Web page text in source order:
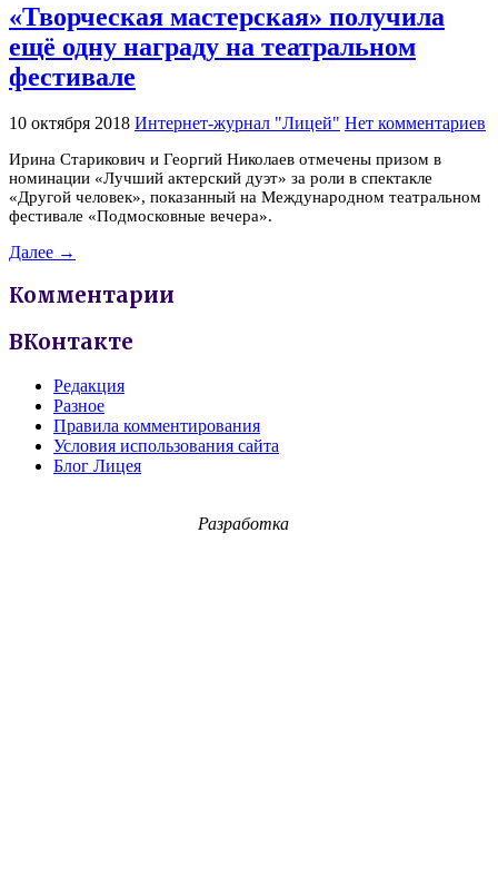
«Творческая мастерская» получила
ещё одну награду на театральном
фестивале
10 октября 2018 Интернет-журнал "Лицей" Нет комментариев
Ирина Старикович и Георгий Николаев отмечены призом в
номинации «Лучший актерский дуэт» за роли в спектакле
«Другой человек», показанный на Международном театральном
фестивале «Подмосковные вечера».
Далее →
Комментарии
ВКонтакте
Редакция
Разное
Правила комментирования
Условия использования сайта
Блог Лицея
Разработка